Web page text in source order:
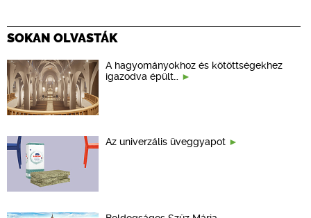
SOKAN OLVASTÁK
A hagyományokhoz és kötöttségekhez
igazodva épült…
Az univerzális üveggyapot